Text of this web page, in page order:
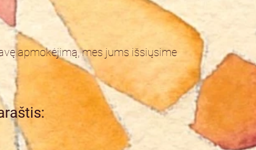
apmokėjimą, mes jums išsiųsime